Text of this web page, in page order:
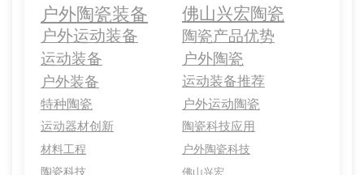
户外陶瓷装备 佛山兴宏陶瓷
户外运动装备 陶瓷产品优势
运动装备
户外陶瓷
户外装备
运动装备推荐
特种陶瓷 户外运动陶瓷
运动器材创新 陶瓷科技应用
材料工程
户外陶瓷科技
陶瓷科技
佛山兴宏